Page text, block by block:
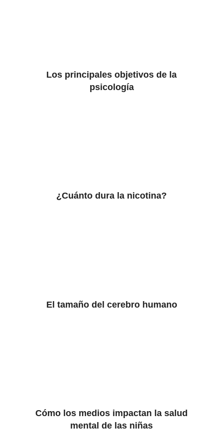
Los principales objetivos de la
psicología
¿Cuánto dura la nicotina?
El tamaño del cerebro humano
Cómo los medios impactan la salud
mental de las niñas